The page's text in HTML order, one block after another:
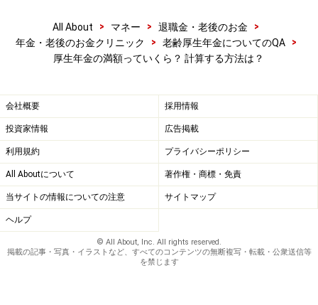
All About > マネー > 退職金・老後のお金
>
年金・老後のお金クリニック
> 老齢厚生年金についてのQA
>
厚生年金の満額っていくら？ 計算する方法は？
会社概要 採用情報
投資家情報 広告掲載
利用規約 プライバシーポリシー
All Aboutについて 著作権・商標・免責
当サイトの情報についての注意 サイトマップ
ヘルプ
© All About, Inc. All rights reserved.
掲載の記事・写真・イラストなど、すべてのコンテンツの無断複写・転載・公衆送信等
を禁じます